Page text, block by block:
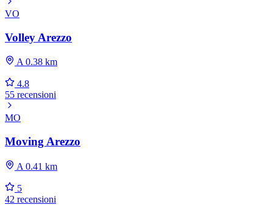
VO
Volley Arezzo
A 0.38 km
4.8
55 recensioni
MO
Moving Arezzo
A 0.41 km
5
42 recensioni